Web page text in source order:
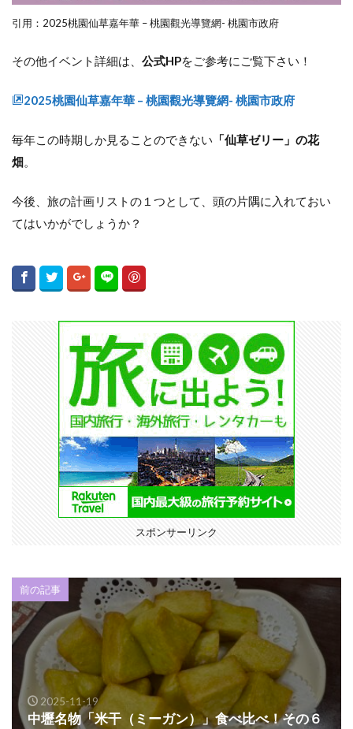
引用：2025桃園仙草嘉年華 – 桃園觀光導覽網- 桃園市政府
その他イベント詳細は、 公式HPをご参考にご覧下さい！
2025桃園仙草嘉年華 – 桃園觀光導覽網- 桃園市政府
毎年この時期しか見ることのできない 「仙草ゼリー」の花
畑 。
今後、旅の計画リストの１つとして、頭の片隅に入れておい
てはいかがでしょうか？
スポンサーリンク
前の記事
2025-11-19
中壢名物「米干（ミーガン）」食べ比べ！その６